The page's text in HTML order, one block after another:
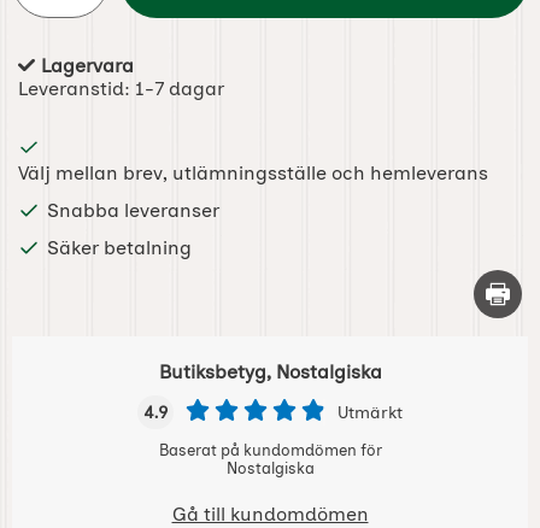
Tillgänglighet:
Lagervara
Leveranstid: 1-7 dagar
Välj mellan brev, utlämningsställe och hemleverans
Snabba leveranser
Säker betalning
Skriv
Butiksbetyg, Nostalgiska
4.9 Utmärkt
Baserat på kundomdömen för
Nostalgiska
Gå till kundomdömen